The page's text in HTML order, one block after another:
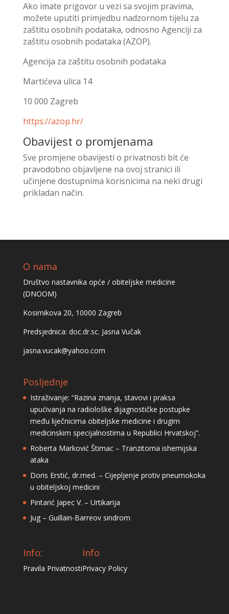
Ako imate prigovor u vezi sa svojim pravima,
možete uputiti primjedbu nadzornom tijelu za
zaštitu osobnih podataka, odnosno Agenciji za
zaštitu osobnih podataka (AZOP).
Agencija za zaštitu osobnih podataka
Martićeva ulica 14
10 000 Zagreb
https://azop.hr/
Obavijest o promjenama
Sve promjene obavijesti o privatnosti bit će
pravodobno objavljene na ovoj stranici ili
učinjene dostupnima korisnicima na neki drugi
prikladan način.
O nama
Društvo nastavnika opće / obiteljske medicine
(DNOOM)
Kosirnikova 20, 10000 Zagreb
Predsjednica: doc.dr.sc. Jasna Vučak
jasna.vucak@yahoo.com
Posljednje
Istraživanje: “Razina znanja, stavovi i praksa
upućivanja na radiološke dijagnostičke postupke
među liječnicima obiteljske medicine i drugim
medicinskim specijalnostima u Republici Hrvatskoj”.
Roberta Marković Štimac – Tranzitorna ishemijska
ataka
Doris Erstić, dr.med. – Cijepljenje protiv pneumokoka
u obiteljskoj medicini
Pintarić Japec V. – Urtikarija
Jug – Guillain-Barreov sindrom
Info:
Pravila Privatnosti
Info
Privacy Policy